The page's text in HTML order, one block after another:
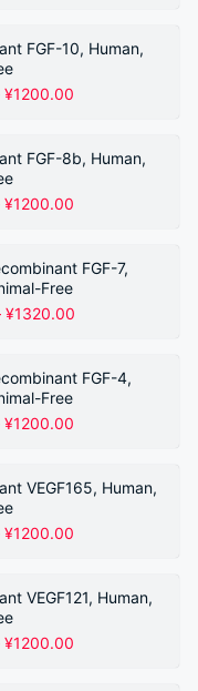
围：
¥68.00
¥380.00
FGF-10, Human,
¥1200.00
围：
¥220.00
FGF-8b, Human,
¥1200.00
围：
¥220.00
¥1200.00
FGF-7,
Free
¥1320.00
围：
¥260.00
FGF-4,
Free
¥1200.00
围：
¥220.00
VEGF165, Human,
¥1200.00
围：
¥220.00
VEGF121, Human,
¥1200.00